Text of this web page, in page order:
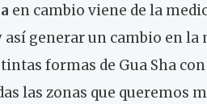
en cambio viene de la
generar un cambio en la
formas de Gua Sha
las zonas que queremos